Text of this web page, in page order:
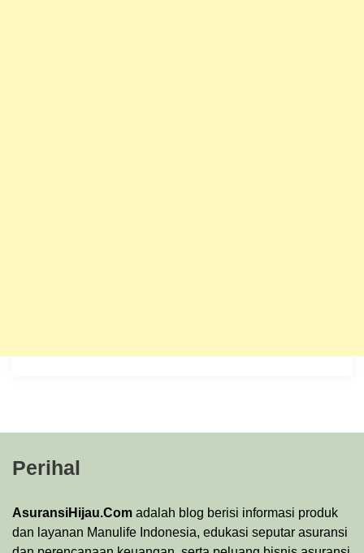
Perihal
AsuransiHijau.Com adalah blog berisi informasi produk
dan layanan Manulife Indonesia, edukasi seputar asuransi